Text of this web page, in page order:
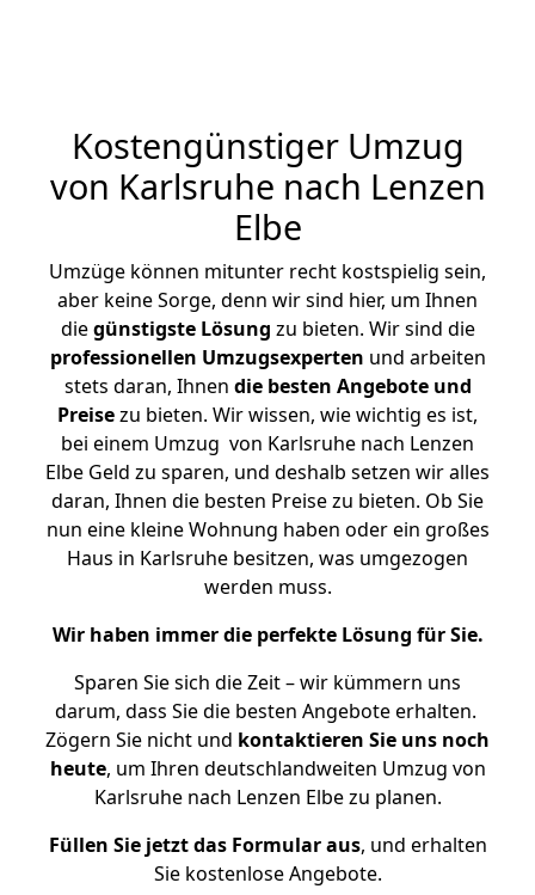
Kostengünstiger Umzug
von Karlsruhe nach Lenzen
Elbe
Umzüge können mitunter recht kostspielig sein,
aber keine Sorge, denn wir sind hier, um Ihnen
diegünstigste Lösung zu bieten. Wir sind die
professionellen Umzugsexperten und arbeiten
stets daran, Ihnen die besten Angebote und
Preisezu bieten. Wir wissen, wie wichtig es ist,
bei einem Umzug von Karlsruhe nach Lenzen
Elbe Geld zu sparen, und deshalb setzen wir alles
daran, Ihnen die besten Preise zu bieten. Ob Sie
nun eine kleine Wohnung haben oder ein großes
Haus in Karlsruhe besitzen, was umgezogen
werden muss.
Wir haben immer die perfekte Lösung für Sie.
Sparen Sie sich die Zeit – wir kümmern uns
darum, dass Sie die besten Angebote erhalten.
Zögern Sie nicht und kontaktieren Sie uns noch
heute, um Ihren deutschlandweiten Umzug von
Karlsruhe nach Lenzen Elbe zu planen.
Füllen Sie jetzt das Formular aus, und erhalten
Sie kostenlose Angebote.